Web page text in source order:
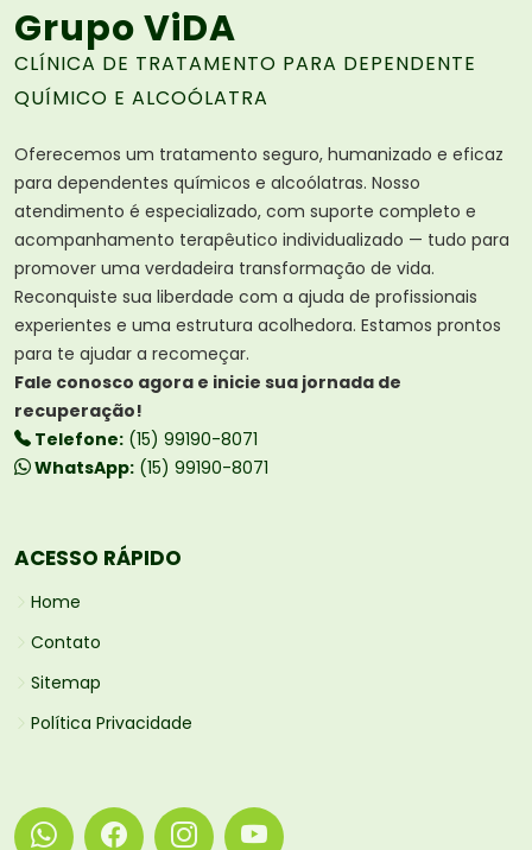
Grupo ViDA
CLÍNICA DE TRATAMENTO PARA DEPENDENTE
QUÍMICO E ALCOÓLATRA
Oferecemos um tratamento seguro, humanizado e eficaz
para dependentes químicos e alcoólatras. Nosso
atendimento é especializado, com suporte completo e
acompanhamento terapêutico individualizado — tudo para
promover uma verdadeira transformação de vida.
Reconquiste sua liberdade com a ajuda de profissionais
experientes e uma estrutura acolhedora. Estamos prontos
para te ajudar a recomeçar.
Fale conosco agora e inicie sua jornada de
recuperação!
Telefone: (15) 99190-8071
WhatsApp: (15) 99190-8071
ACESSO RÁPIDO
Home
Contato
Sitemap
Política Privacidade